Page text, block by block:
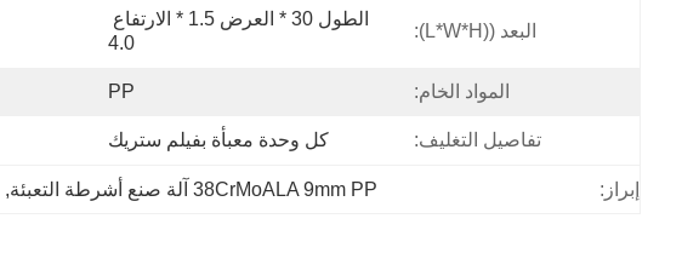
البعد ((L*W*H):
4.0
المواد الخام: PP
تفاصيل التغليف: كل وحدة معبأة بفيلم ستريك
إبراز: 38CrMoALA 9mm PP آلة صنع أشرطة التعبئة ,